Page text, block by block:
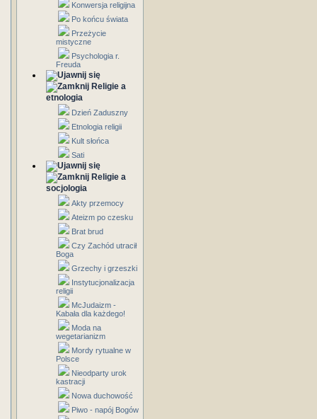
Konwersja religijna
Po końcu świata
Przeżycie
mistyczne
Psychologia r.
Freuda
Religie a
etnologia
Dzień Zaduszny
Etnologia religii
Kult słońca
Sati
Religie a
socjologia
Akty przemocy
Ateizm po czesku
Brat brud
Czy Zachód utracił
Boga
Grzechy i grzeszki
Instytucjonalizacja
religii
McJudaizm -
Kabała dla każdego!
Moda na
wegetarianizm
Mordy rytualne w
Polsce
Nieodparty urok
kastracji
Nowa duchowość
Piwo - napój Bogów